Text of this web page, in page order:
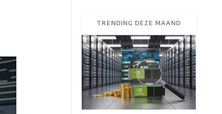
TRENDING DEZE MAAND